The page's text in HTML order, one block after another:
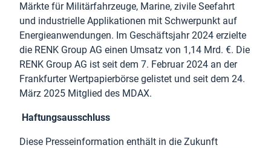
Märkte für Militärfahrzeuge, Marine, zivile Seefahrt
und industrielle Applikationen mit Schwerpunkt auf
Energieanwendungen. Im Geschäftsjahr 2024 erzielte
die RENK Group AG einen Umsatz von 1,14 Mrd. €. Die
RENK Group AG ist seit dem 7. Februar 2024 an der
Frankfurter Wertpapierbörse gelistet und seit dem 24.
März 2025 Mitglied des MDAX.
Haftungsausschluss
Diese Presseinformation enthält in die Zukunft